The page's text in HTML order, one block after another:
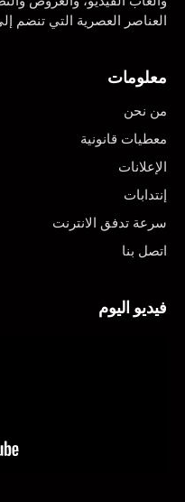
العناصر العصرية التي تنضم
معلومات
من نحن
معطيات قانونية
الإعلانات
إنتدابات
سرعة تدفق الانترنت
اتصل بنا
فيديو اليوم